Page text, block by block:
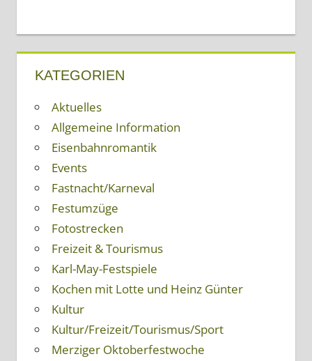
KATEGORIEN
Aktuelles
Allgemeine Information
Eisenbahnromantik
Events
Fastnacht/Karneval
Festumzüge
Fotostrecken
Freizeit & Tourismus
Karl-May-Festspiele
Kochen mit Lotte und Heinz Günter
Kultur
Kultur/Freizeit/Tourismus/Sport
Merziger Oktoberfestwoche